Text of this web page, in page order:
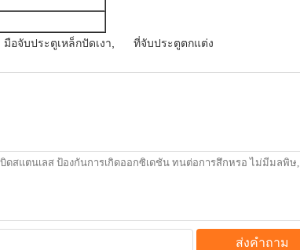
มือจับประตูเหล็กปัดเงา ที่จับประตูตกแต่ง
ส่งคำถาม